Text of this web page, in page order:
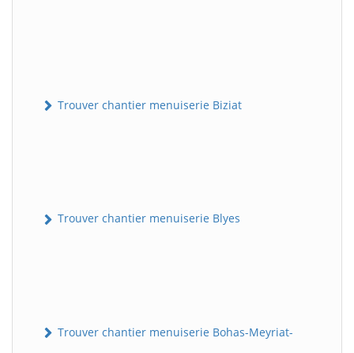
Trouver chantier menuiserie Biziat
Trouver chantier menuiserie Blyes
Trouver chantier menuiserie Bohas-Meyriat-